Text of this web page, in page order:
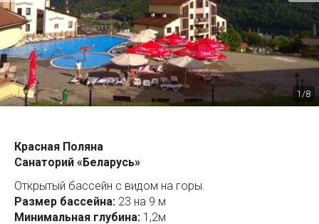
1/8
Красная Поляна
Санаторий «Беларусь»
Открытый бассейн с видом на горы.
Размер бассейна: 23 на 9 м
Минимальная глубина: 1,2м